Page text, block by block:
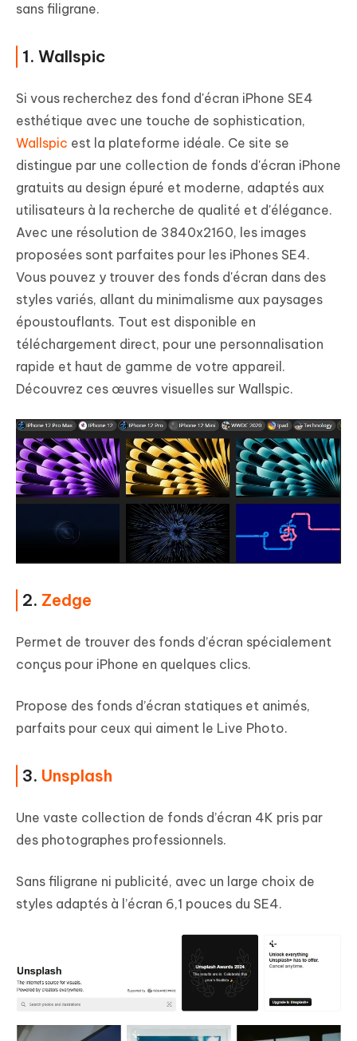
sans filigrane.
1. Wallspic
Si vous recherchez des fond d'écran iPhone SE4
esthétique avec une touche de sophistication,
Wallspic est la plateforme idéale. Ce site se
distingue par une collection de fonds d'écran iPhone
gratuits au design épuré et moderne, adaptés aux
utilisateurs à la recherche de qualité et d'élégance.
Avec une résolution de 3840x2160, les images
proposées sont parfaites pour les iPhones SE4.
Vous pouvez y trouver des fonds d'écran dans des
styles variés, allant du minimalisme aux paysages
époustouflants. Tout est disponible en
téléchargement direct, pour une personnalisation
rapide et haut de gamme de votre appareil.
Découvrez ces œuvres visuelles sur Wallspic.
2. Zedge
Permet de trouver des fonds d’écran spécialement
conçus pour iPhone en quelques clics.
Propose des fonds d’écran statiques et animés,
parfaits pour ceux qui aiment le Live Photo.
3. Unsplash
Une vaste collection de fonds d’écran 4K pris par
des photographes professionnels.
Sans filigrane ni publicité, avec un large choix de
styles adaptés à l’écran 6,1 pouces du SE4.